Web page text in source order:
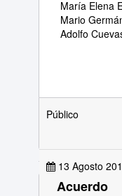
María Elena
Mario
Adolfo
Público
13 Agosto
Acuerdo